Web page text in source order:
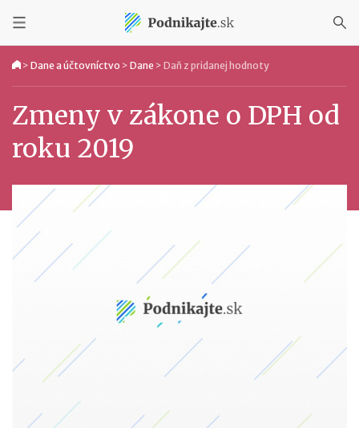
> Dane a účtovníctvo > Dane > Daň z pridanej hodnoty
Zmeny v zákone o DPH od
roku 2019